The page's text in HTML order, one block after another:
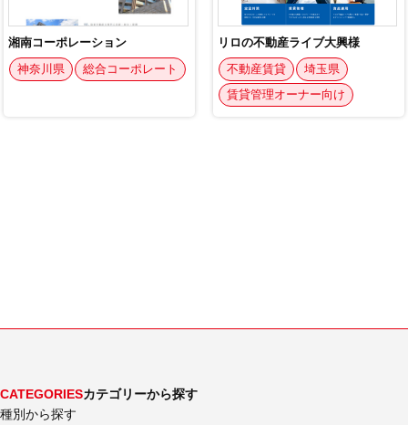
CATEGORIESカテゴリーから探す
種別から探す